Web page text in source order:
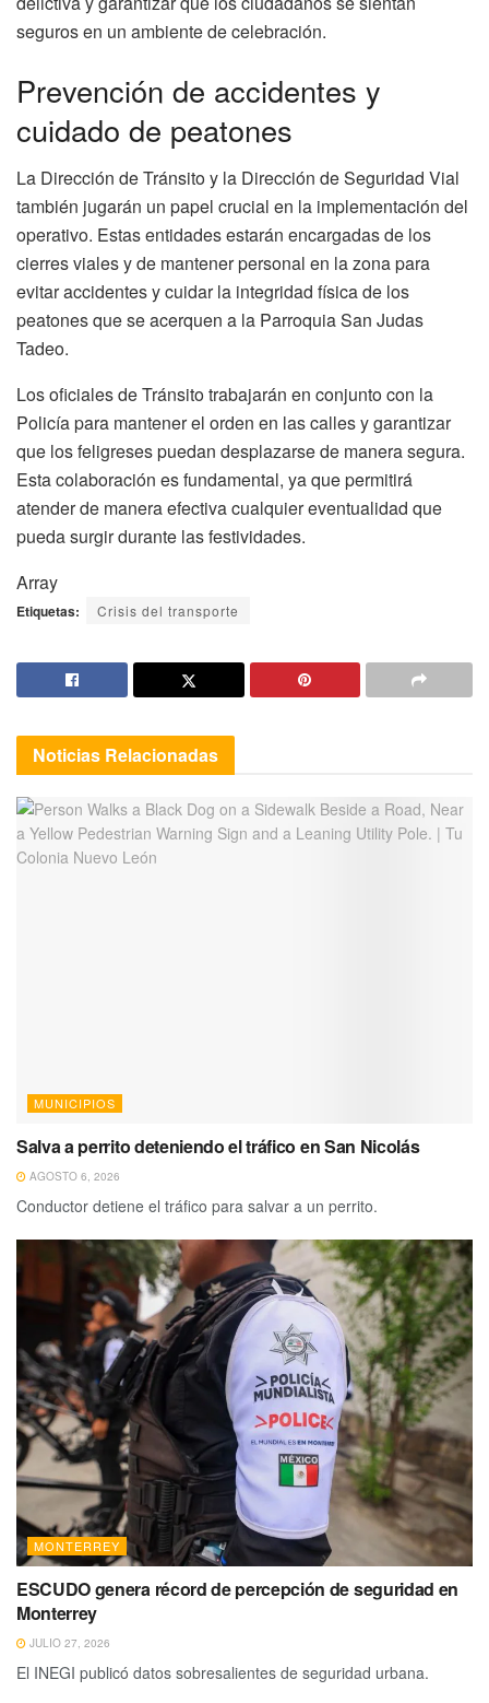
seguros en un ambiente de celebración.
Prevención de accidentes y
cuidado de peatones
La Dirección de Tránsito y la Dirección de Seguridad Vial
también jugarán un papel crucial en la implementación del
operativo. Estas entidades estarán encargadas de los
cierres viales y de mantener personal en la zona para
evitar accidentes y cuidar la integridad física de los
peatones que se acerquen a la Parroquia San Judas
Tadeo.
Los oficiales de Tránsito trabajarán en conjunto con la
Policía para mantener el orden en las calles y garantizar
que los feligreses puedan desplazarse de manera segura.
Esta colaboración es fundamental, ya que permitirá
atender de manera efectiva cualquier eventualidad que
pueda surgir durante las festividades.
Array
Etiquetas: Crisis del transporte
Noticias Relacionadas
MUNICIPIOS
Salva a perrito deteniendo el tráfico en San Nicolás
AGOSTO 6, 2026
Conductor detiene el tráfico para salvar a un perrito.
MONTERREY
ESCUDO genera récord de percepción de seguridad en
Monterrey
JULIO 27, 2026
El INEGI publicó datos sobresalientes de seguridad urbana.